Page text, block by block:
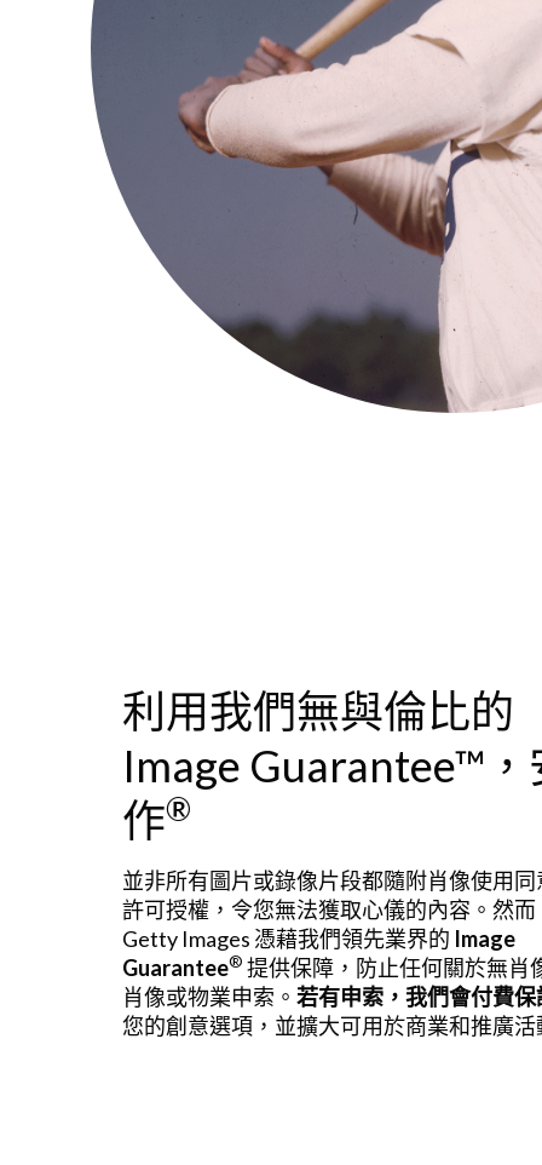
利用我們無與倫比的
Image Guarantee™
作®
並非所有圖片或錄像片段都隨附肖像使用
許可授權，令您無法獲取心儀的內容。然而
Getty Images 憑藉我們領先業界的 Image
Guarantee® 提供保障，防止任何關於無肖
肖像或物業申索。 若有申索，我們會付費保
您的創意選項，並擴大可用於商業和推廣